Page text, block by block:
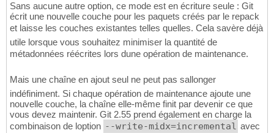
Sans aucune autre option, ce mode est en écriture seule : Git
écrit une nouvelle couche pour les paquets créés par le repack
et laisse les couches existantes telles quelles. Cela savère déjà
utile lorsque vous souhaitez minimiser la quantité de
métadonnées réécrites lors dune opération de maintenance.
Mais une chaîne en ajout seul ne peut pas sallonger
indéfiniment. Si chaque opération de maintenance ajoute une
nouvelle couche, la chaîne elle-même finit par devenir ce que
vous devez maintenir. Git 2.55 prend également en charge la
combinaison de loption --write-midx=incremental avec